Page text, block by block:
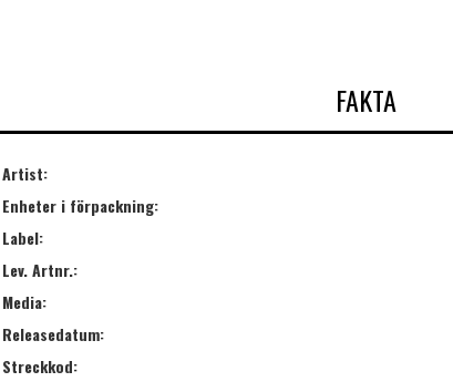
FAKTA
Artist:
Enheter i förpackning:
Label:
Lev. Artnr.:
Media:
Releasedatum:
Streckkod: